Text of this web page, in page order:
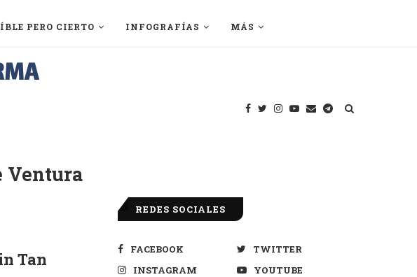
PERO CIERTO INFOGRAFÍAS MÁS
Ventura
Tan
REDES SOCIALES
FACEBOOK
TWITTER
INSTAGRAM
YOUTUBE